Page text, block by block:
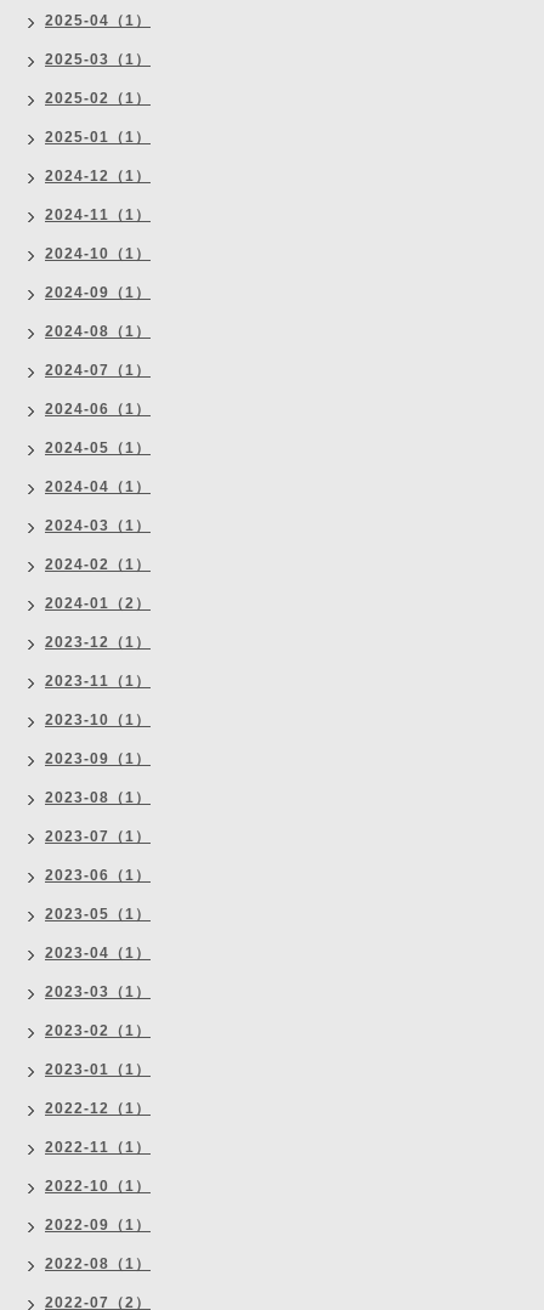
2025-04（1）
2025-03（1）
2025-02（1）
2025-01（1）
2024-12（1）
2024-11（1）
2024-10（1）
2024-09（1）
2024-08（1）
2024-07（1）
2024-06（1）
2024-05（1）
2024-04（1）
2024-03（1）
2024-02（1）
2024-01（2）
2023-12（1）
2023-11（1）
2023-10（1）
2023-09（1）
2023-08（1）
2023-07（1）
2023-06（1）
2023-05（1）
2023-04（1）
2023-03（1）
2023-02（1）
2023-01（1）
2022-12（1）
2022-11（1）
2022-10（1）
2022-09（1）
2022-08（1）
2022-07（2）